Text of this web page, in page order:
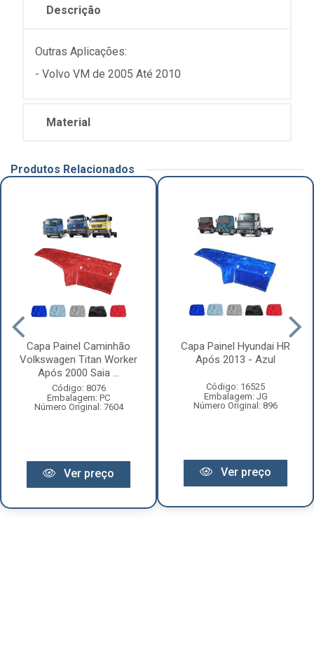
Descrição
Outras Aplicações:
- Volvo VM de 2005 Até 2010
Material
Produtos Relacionados
Capa Painel Caminhão
Volkswagen Titan Worker
Após 2000 Saia ...
Código: 8076
Embalagem: PC
Número Original: 7604
Ver preço
Capa Painel Hyundai HR
Após 2013 - Azul
Código: 16525
Embalagem: JG
Número Original: 896
Ver preço